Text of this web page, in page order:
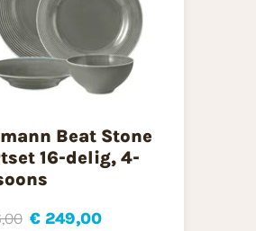
Beat Stone
16-delig, 4-
€ 249,00